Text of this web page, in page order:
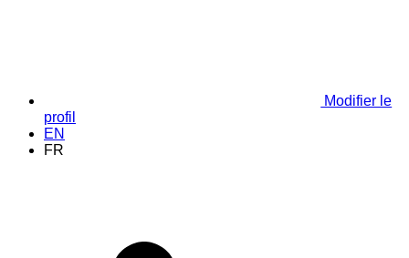
Modifier le
profil
EN
FR